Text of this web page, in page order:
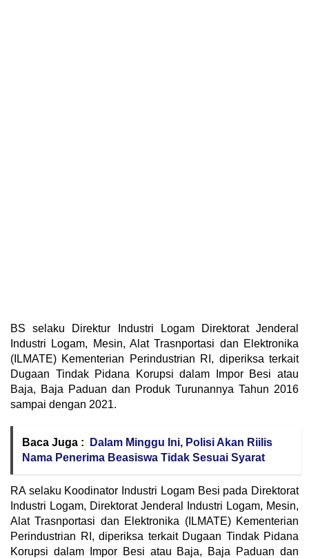
BS selaku Direktur Industri Logam Direktorat Jenderal
Industri Logam, Mesin, Alat Trasnportasi dan Elektronika
(ILMATE) Kementerian Perindustrian RI, diperiksa terkait
Dugaan Tindak Pidana Korupsi dalam Impor Besi atau
Baja, Baja Paduan dan Produk Turunannya Tahun 2016
sampai dengan 2021.
Baca Juga :
Dalam Minggu Ini, Polisi Akan Riilis
Nama Penerima Beasiswa Tidak Sesuai Syarat
RA selaku Koodinator Industri Logam Besi pada Direktorat
Industri Logam, Direktorat Jenderal Industri Logam, Mesin,
Alat Trasnportasi dan Elektronika (ILMATE) Kementerian
Perindustrian RI, diperiksa terkait Dugaan Tindak Pidana
Korupsi dalam Impor Besi atau Baja, Baja Paduan dan